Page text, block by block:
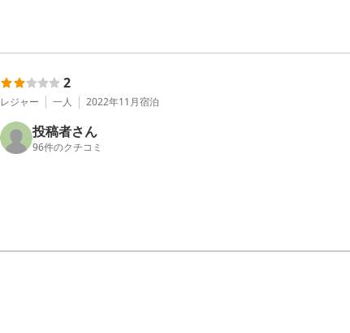
2
レジャー 一人 2022年11月宿泊
投稿者さん
96件のクチコミ